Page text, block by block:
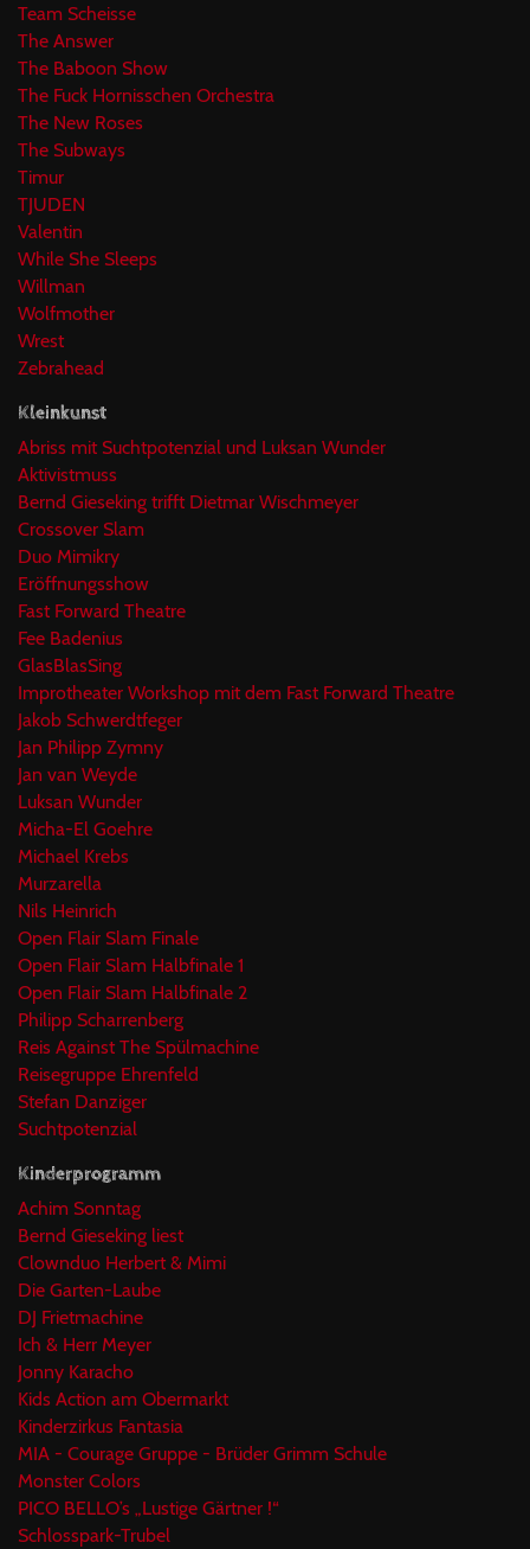
Team Scheisse
The Answer
The Baboon Show
The Fuck Hornisschen Orchestra
The New Roses
The Subways
Timur
TJUDEN
Valentin
While She Sleeps
Willman
Wolfmother
Wrest
Zebrahead
Kleinkunst
Abriss mit Suchtpotenzial und Luksan Wunder
Aktivistmuss
Bernd Gieseking trifft Dietmar Wischmeyer
Crossover Slam
Duo Mimikry
Eröffnungsshow
Fast Forward Theatre
Fee Badenius
GlasBlasSing
Improtheater Workshop mit dem Fast Forward Theatre
Jakob Schwerdtfeger
Jan Philipp Zymny
Jan van Weyde
Luksan Wunder
Micha-El Goehre
Michael Krebs
Murzarella
Nils Heinrich
Open Flair Slam Finale
Open Flair Slam Halbfinale 1
Open Flair Slam Halbfinale 2
Philipp Scharrenberg
Reis Against The Spülmachine
Reisegruppe Ehrenfeld
Stefan Danziger
Suchtpotenzial
Kinderprogramm
Achim Sonntag
Bernd Gieseking liest
Clownduo Herbert & Mimi
Die Garten-Laube
DJ Frietmachine
Ich & Herr Meyer
Jonny Karacho
Kids Action am Obermarkt
Kinderzirkus Fantasia
MIA - Courage Gruppe - Brüder Grimm Schule
Monster Colors
PICO BELLO’s „Lustige Gärtner !“
Schlosspark-Trubel